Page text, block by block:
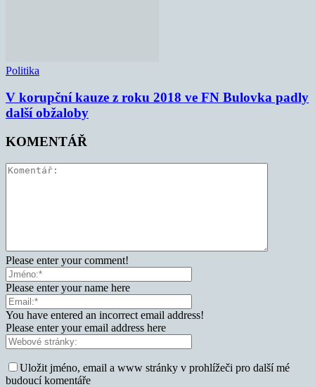
Politika
V korupční kauze z roku 2018 ve FN Bulovka padly
další obžaloby
KOMENTÁŘ
Please enter your comment!
Please enter your name here
You have entered an incorrect email address!
Please enter your email address here
Uložit jméno, email a www stránky v prohlížeči pro další mé
budoucí komentáře